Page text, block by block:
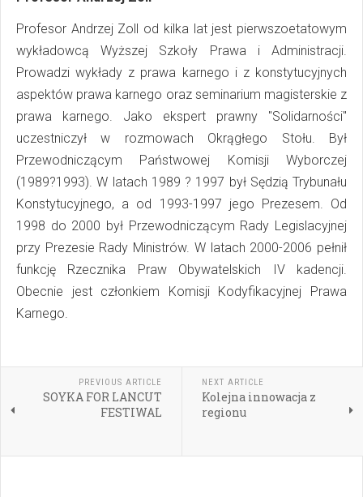
Profesor Andrzej Zoll od kilka lat jest pierwszoetatowym
wykładowcą Wyższej Szkoły Prawa i Administracji.
Prowadzi wykłady z prawa karnego i z konstytucyjnych
aspektów prawa karnego oraz seminarium magisterskie z
prawa karnego. Jako ekspert prawny "Solidarności"
uczestniczył w rozmowach Okrągłego Stołu. Był
Przewodniczącym Państwowej Komisji Wyborczej
(1989?1993). W latach 1989 ? 1997 był Sędzią Trybunału
Konstytucyjnego, a od 1993-1997 jego Prezesem. Od
1998 do 2000 był Przewodniczącym Rady Legislacyjnej
przy Prezesie Rady Ministrów. W latach 2000-2006 pełnił
funkcję Rzecznika Praw Obywatelskich IV kadencji.
Obecnie jest członkiem Komisji Kodyfikacyjnej Prawa
Karnego.
PREVIOUS ARTICLE
SOYKA FOR LANCUT
FESTIWAL
NEXT ARTICLE
Kolejna innowacja z
regionu